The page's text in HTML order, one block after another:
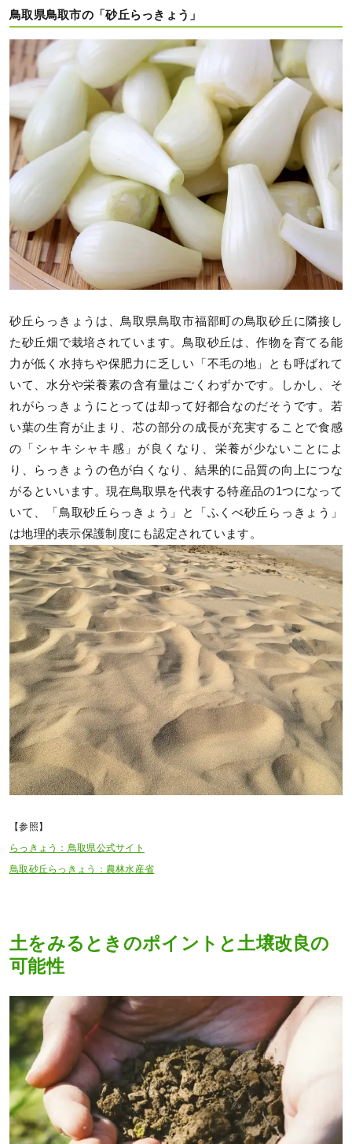
鳥取県鳥取市の「砂丘らっきょう」
砂丘らっきょうは、鳥取県鳥取市福部町の鳥取砂丘に隣接し
た砂丘畑で栽培されています。鳥取砂丘は、作物を育てる能
力が低く水持ちや保肥力に乏しい「不毛の地」とも呼ばれて
いて、水分や栄養素の含有量はごくわずかです。しかし、そ
れがらっきょうにとっては却って好都合なのだそうです。若
い葉の生育が止まり、芯の部分の成長が充実することで食感
の「シャキシャキ感」が良くなり、栄養が少ないことによ
り、らっきょうの色が白くなり、結果的に品質の向上につな
がるといいます。現在鳥取県を代表する特産品の1つになって
いて、「鳥取砂丘らっきょう」と「ふくべ砂丘らっきょう」
は地理的表示保護制度にも認定されています。
【参照】
らっきょう：鳥取県公式サイト
鳥取砂丘らっきょう：農林水産省
土をみるときのポイントと土壌改良の
可能性